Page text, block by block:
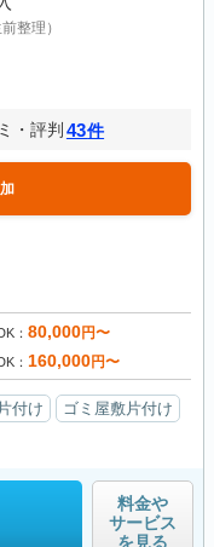
整理）
・評判 43件
80,000円〜
160,000円〜
付け
ゴミ屋敷片付け
料金や
サービス
を見る